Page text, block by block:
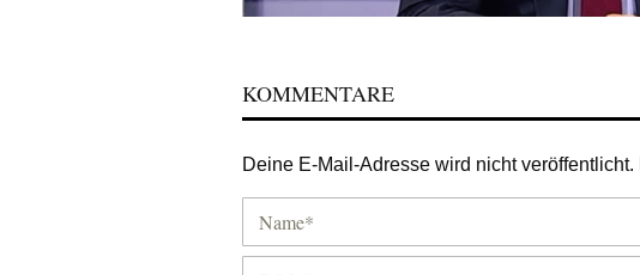
KOMMENTARE
Deine E-Mail-Adresse wird nicht veröffentlicht.